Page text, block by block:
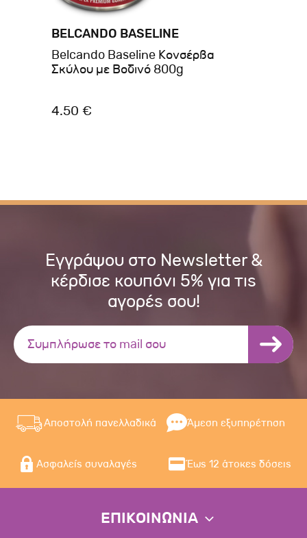
BELCANDO BASELINE
Belcando Baseline Κονσέρβα
Σκύλου με Βοδινό 800g
4.50 €
Εγγράψου στο Newsletter &
κέρδισε κουπόνι 5% για τις
αγορές σου!
Αποστολή πανελλαδικά Άμεση εξυπηρέτηση
Ασφαλείς συναλαγές Έως 12 άτοκες δόσεις
ΕΠΙΚΟΙΝΩΝΙΑ